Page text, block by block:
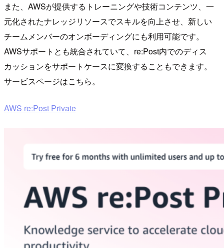
また、AWSが提供するトレーニングや技術コンテンツ、一
元化されたナレッジリソースでスキルを向上させ、新しい
チームメンバーのオンボーディングにも利用可能です。
AWSサポートとも統合されていて、re:Post内でのディス
カッションをサポートケースに変換することもできます。
サービスページはこちら。
AWS re:Post Private